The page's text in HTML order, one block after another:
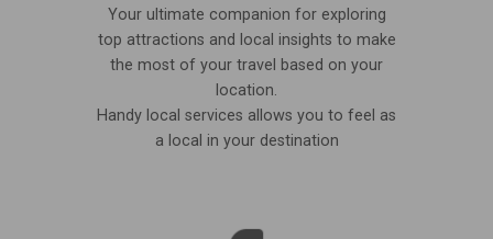
Your ultimate companion for exploring
top attractions and local insights to make
the most of your travel based on your
location.
Handy local services allows you to feel as
a local in your destination